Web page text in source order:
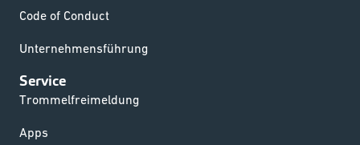
Code of Conduct
Unternehmensführung
Service
Trommelfreimeldung
Apps